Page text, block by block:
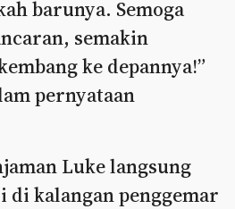
barunya. Semoga
semakin
ke depannya!”
pernyataan
Luke langsung
di kalangan penggemar